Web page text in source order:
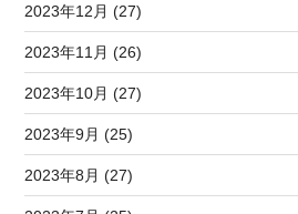
2023年12月 (27)
2023年11月 (26)
2023年10月 (27)
2023年9月 (25)
2023年8月 (27)